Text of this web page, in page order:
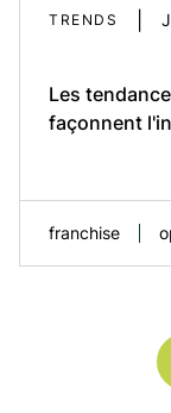
TRENDS
Les
façonnent
franchise
Entrez